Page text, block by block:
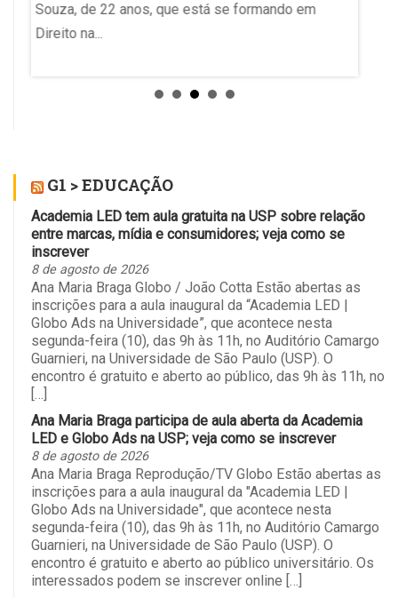
Souza, de 22 anos, que está se formando em
Direito na...
G1 > EDUCAÇÃO
Academia LED tem aula gratuita na USP sobre relação
entre marcas, mídia e consumidores; veja como se
inscrever
8 de agosto de 2026
Ana Maria Braga Globo / João Cotta Estão abertas as
inscrições para a aula inaugural da “Academia LED |
Globo Ads na Universidade”, que acontece nesta
segunda-feira (10), das 9h às 11h, no Auditório Camargo
Guarnieri, na Universidade de São Paulo (USP). O
encontro é gratuito e aberto ao público, das 9h às 11h, no
[…]
Ana Maria Braga participa de aula aberta da Academia
LED e Globo Ads na USP; veja como se inscrever
8 de agosto de 2026
Ana Maria Braga Reprodução/TV Globo Estão abertas as
inscrições para a aula inaugural da "Academia LED |
Globo Ads na Universidade", que acontece nesta
segunda-feira (10), das 9h às 11h, no Auditório Camargo
Guarnieri, na Universidade de São Paulo (USP). O
encontro é gratuito e aberto ao público universitário. Os
interessados podem se inscrever online […]